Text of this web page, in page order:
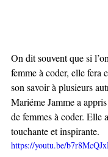
On dit souvent que si
femme à coder, elle fera
son savoir à plusieurs
Mariéme Jamme a
de femmes à coder. Elle
touchante et inspirante.
https://youtu.be/